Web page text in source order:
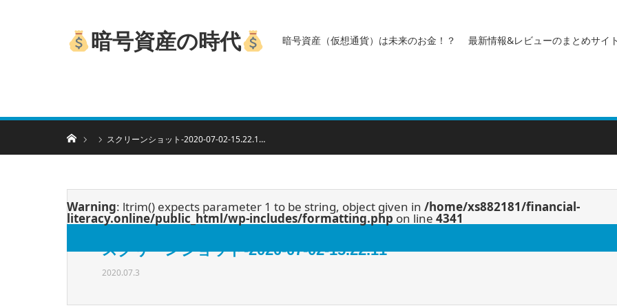
暗号資産の時代 暗号資産（仮想通貨）は未来のお金！？ 最新情報&レビューのまとめサイ
ホーム スクリーンショット-2020-07-02-15.22.1…
Warning: ltrim() expects parameter 1 to be string, object given in /home/xs882181/financial-
literacy.online/public_html/wp-includes/formatting.php on line 4341
スクリーンショット-2020-07-02-15.22.11
2020.07.3